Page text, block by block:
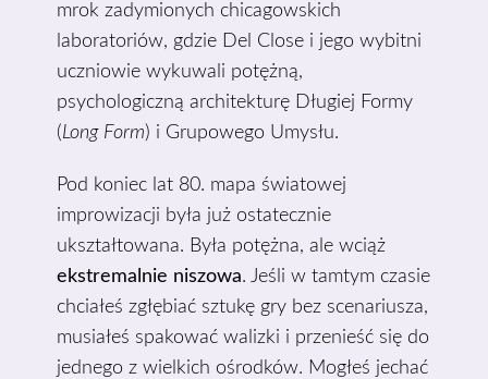
mrok zadymionych chicagowskich
laboratoriów, gdzie Del Close i jego wybitni
uczniowie wykuwali potężną,
psychologiczną architekturę Długiej Formy
(Long Form) i Grupowego Umysłu.
Pod koniec lat 80. mapa światowej
improwizacji była już ostatecznie
ukształtowana. Była potężna, ale wciąż
ekstremalnie niszowa. Jeśli w tamtym czasie
chciałeś zgłębiać sztukę gry bez scenariusza,
musiałeś spakować walizki i przenieść się do
jednego z wielkich ośrodków. Mogłeś jechać